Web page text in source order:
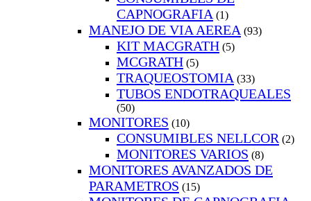
CAPNOGRAFIA (1)
MANEJO DE VIA AEREA (93)
KIT MACGRATH (5)
MCGRATH (5)
TRAQUEOSTOMIA (33)
TUBOS ENDOTRAQUEALES
(50)
MONITORES (10)
CONSUMIBLES NELLCOR (2)
MONITORES VARIOS (8)
MONITORES AVANZADOS DE
PARAMETROS (15)